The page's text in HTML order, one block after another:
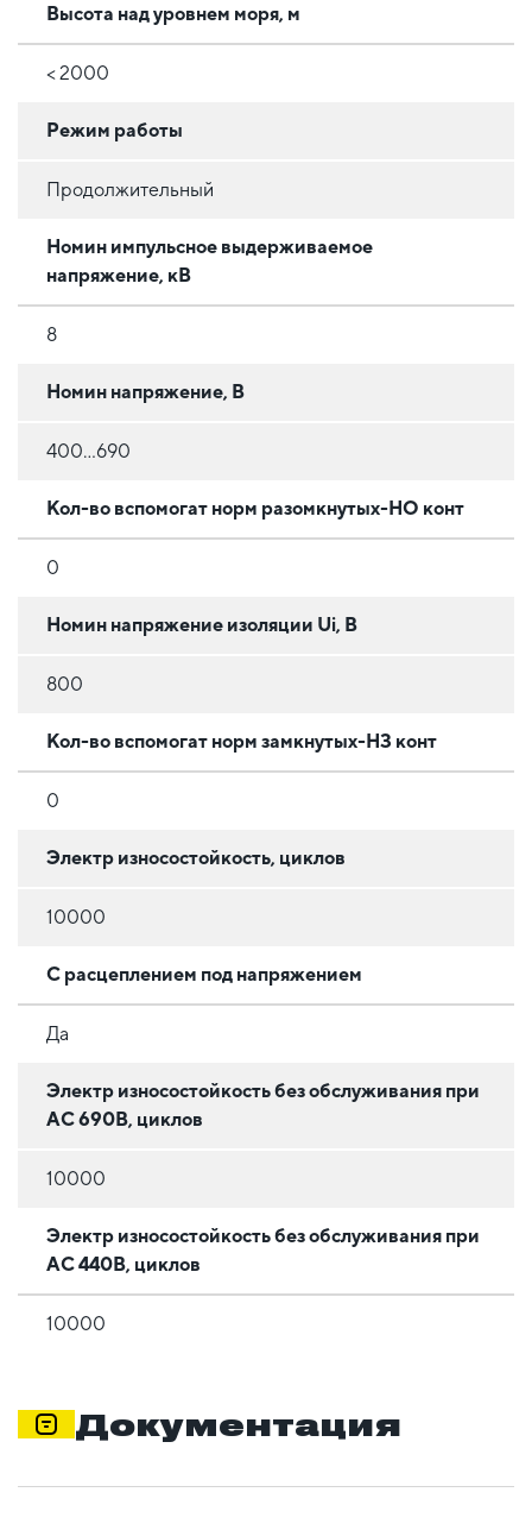
Высота над уровнем моря, м
< 2000
Режим работы
Продолжительный
Номин импульсное выдерживаемое
напряжение, кВ
8
Номин напряжение, В
400...690
Кол-во вспомогат норм разомкнутых-НО конт
0
Номин напряжение изоляции Ui, В
800
Кол-во вспомогат норм замкнутых-НЗ конт
0
Электр износостойкость, циклов
10000
С расцеплением под напряжением
Да
Электр износостойкость без обслуживания при
АС 690В, циклов
10000
Электр износостойкость без обслуживания при
АС 440В, циклов
10000
Документация